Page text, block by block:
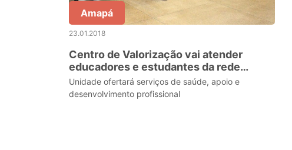
Amapá
23.01.2018
Centro de Valorização vai atender
educadores e estudantes da rede
estadual
Unidade ofertará serviços de saúde, apoio e
desenvolvimento profissional